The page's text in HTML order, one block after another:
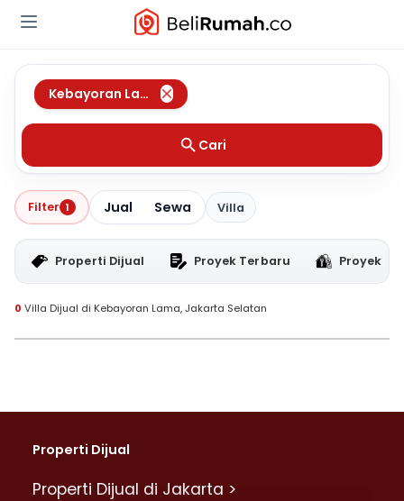
Kebayoran Lama ,Jakarta Selatan
Cari
Filter 1 Jual Sewa Villa
Properti Dijual Proyek Terbaru Proyek
0 Villa Dijual di Kebayoran Lama, Jakarta Selatan
Properti Dijual
Properti Dijual di Jakarta >